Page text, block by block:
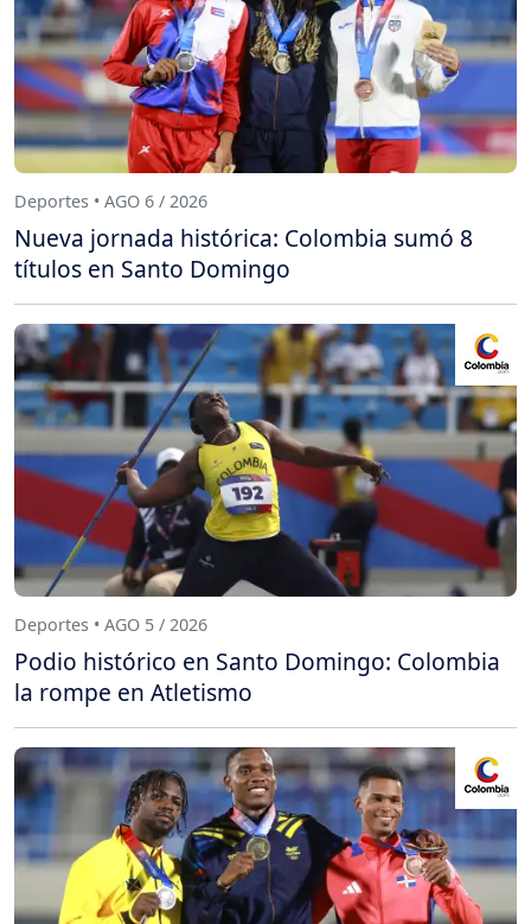
Deportes • AGO 6 / 2026
Nueva jornada histórica: Colombia sumó 8
títulos en Santo Domingo
Deportes • AGO 5 / 2026
Podio histórico en Santo Domingo: Colombia
la rompe en Atletismo